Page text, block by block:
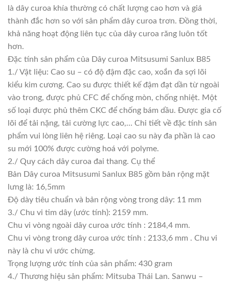
là dây curoa khía thường có chất lượng cao hơn và giá
thành đắc hơn so với sản phẩm dây curoa trơn. Đồng thời,
khả năng hoạt động liên tục của dây curoa răng luôn tốt
hơn.
Đặc tính sản phẩm của Dây curoa Mitsusumi Sanlux B85
1./ Vật liệu: Cao su – có độ đậm đặc cao, xoắn đa sợi lõi
kiểu kim cương. Cao su được thiết kế đậm đạt dần từ ngoài
vào trong, được phủ CFC để chống mòn, chống nhiệt. Một
số loại được phủ thêm CKC để chống bám dầu. Được gia cố
lõi để tải nặng, tải cường lực cao,… Chi tiết về đặc tính sản
phẩm vui lòng liên hệ riêng. Loại cao su này đa phần là cao
su mới 100% được cường hoá với polyme.
2./ Quy cách dây curoa đai thang. Cụ thể
Bản Dây curoa Mitsusumi Sanlux B85 gồm bản rộng mặt
lưng là: 16,5mm
Độ dày tiêu chuẩn và bản rộng vòng trong dây: 11 mm
3./ Chu vi tim dây (ước tính): 2159 mm.
Chu vi vòng ngoài dây curoa ước tính : 2184,4 mm.
Chu vi vòng trong dây curoa ước tính : 2133,6 mm . Chu vi
này là chu vi ước chừng.
Trọng lượng ước tính của sản phẩm: 430 gram
4./ Thương hiệu sản phẩm: Mitsuba Thái Lan. Sanwu –